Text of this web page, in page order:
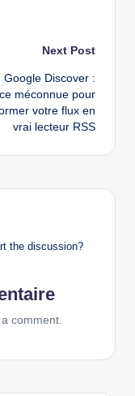
Next Post
Google Discover :
méconnue pour
votre flux en
vrai lecteur RSS
the discussion?
comment.